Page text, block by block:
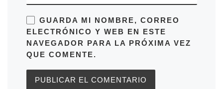
GUARDA MI NOMBRE, CORREO
ELECTRÓNICO Y WEB EN ESTE
NAVEGADOR PARA LA PRÓXIMA VEZ
QUE COMENTE.